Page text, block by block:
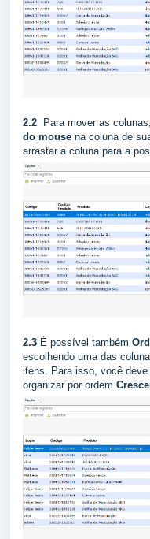
2.2 Para mover as colunas,
do mouse na coluna de
arrastar a coluna para a
2.3 É possível também
escolhendo uma das
itens. Para isso, você
organizar por ordem